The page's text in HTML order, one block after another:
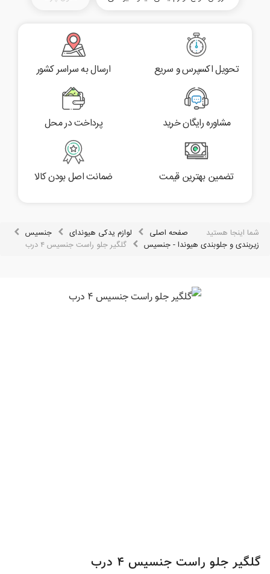
تحویل اکسپرس و سریع ارسال به سراسر کشور
مشاوره رایگان خرید پرداخت در محل
تضمین بهترین قیمت ضمانت اصل بودن کالا
شما اینجا هستید صفحه اصلی لوازم یدکی هیوندای
جنسیس
زیربندی و جلوبندی هیوندا - جنسیس
گلگیر جلو راست جنسیس ۴ درب
گلگیر جلو راست جنسیس ۴ درب